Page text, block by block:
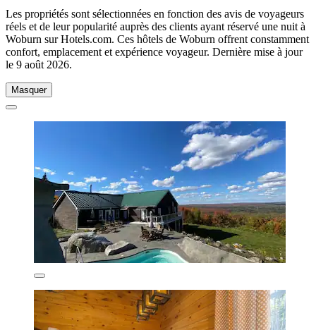
Les propriétés sont sélectionnées en fonction des avis de voyageurs
réels et de leur popularité auprès des clients ayant réservé une nuit à
Woburn sur Hotels.com. Ces hôtels de Woburn offrent constamment
confort, emplacement et expérience voyageur. Dernière mise à jour
le 9 août 2026.
Masquer